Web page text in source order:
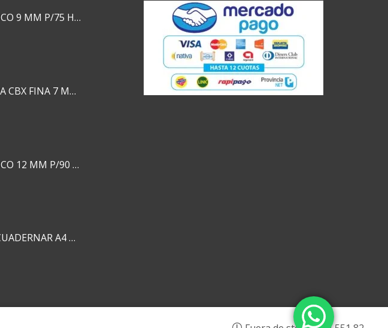
ESPIRAL PLASTICO 9 MM P/75 HJS X50X2400
SILICONA BARRA CBX FINA 7 MM 28 CM
ESPIRAL PLASTICO 12 MM P/90 HJS X50X1500
TAPA PARA ENCUADERNAR A4 TRANSP x50x500